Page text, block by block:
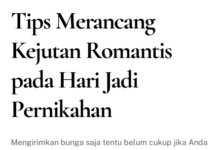
Tips Merancang
Kejutan Romantis
pada Hari Jadi
Pernikahan
Mengirimkan bunga saja tentu belum cukup jika Anda